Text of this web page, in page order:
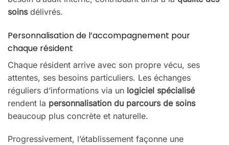
soinsdélivrés.
Personnalisation de l’accompagnement pour
chaque résident
Chaque résident arrive avec son propre vécu, ses
attentes, ses besoins particuliers. Les échanges
réguliers d’informations via un logiciel spécialisé
rendent la personnalisation du parcours de soins
beaucoup plus concrète et naturelle.
Progressivement, l’établissement façonne une